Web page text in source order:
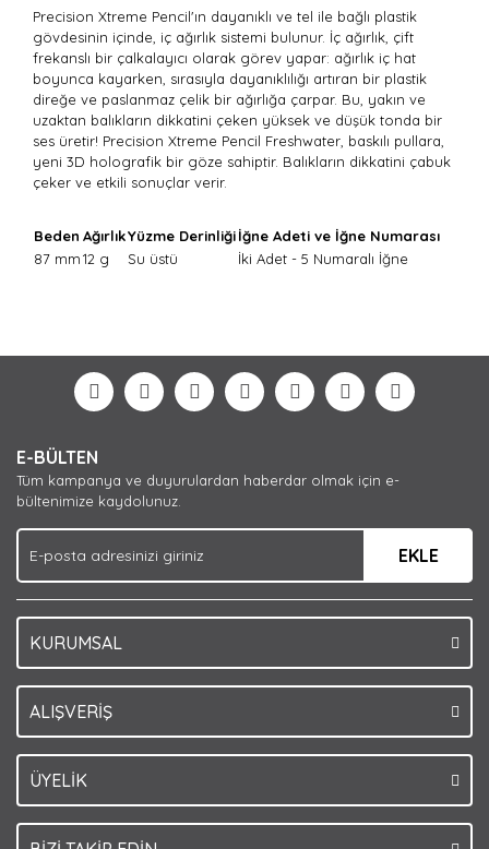
Precision Xtreme Pencil'ın dayanıklı ve tel ile bağlı plastik
gövdesinin içinde, iç ağırlık sistemi bulunur. İç ağırlık, çift
frekanslı bir çalkalayıcı olarak görev yapar: ağırlık iç hat
boyunca kayarken, sırasıyla dayanıklılığı artıran bir plastik
direğe ve paslanmaz çelik bir ağırlığa çarpar. Bu, yakın ve
uzaktan balıkların dikkatini çeken yüksek ve düşük tonda bir
ses üretir! Precision Xtreme Pencil Freshwater, baskılı pullara,
yeni 3D holografik bir göze sahiptir. Balıkların dikkatini çabuk
çeker ve etkili sonuçlar verir.
Beden AğırlıkYüzme Derinliğiİğne Adeti ve İğne Numarası
87 mm12 g Su üstü İki Adet - 5 Numaralı İğne
Yorum Yaz
formunu kullanarak tarafımıza iletebilirsiniz.
Görüş ve önerileriniz için teşekkür ederiz.
Ürün açıklamasında eksik bilgiler bulunuyor.
Ürün bilgilerinde hatalar bulunuyor.
Ürün fiyatı diğer sitelerden daha pahalı.
Bu ürüne benzer farklı alternatifler olmalı.
E-BÜLTEN
Tüm kampanya ve duyurulardan haberdar olmak için e-
bültenimize kaydolunuz.
EKLE
KURUMSAL
ALIŞVERİŞ
ÜYELİK